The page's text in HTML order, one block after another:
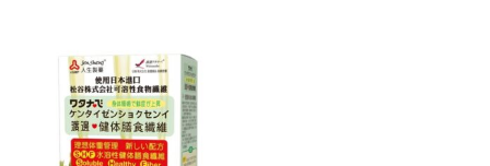
原
始
價
格：
NT$ 900。